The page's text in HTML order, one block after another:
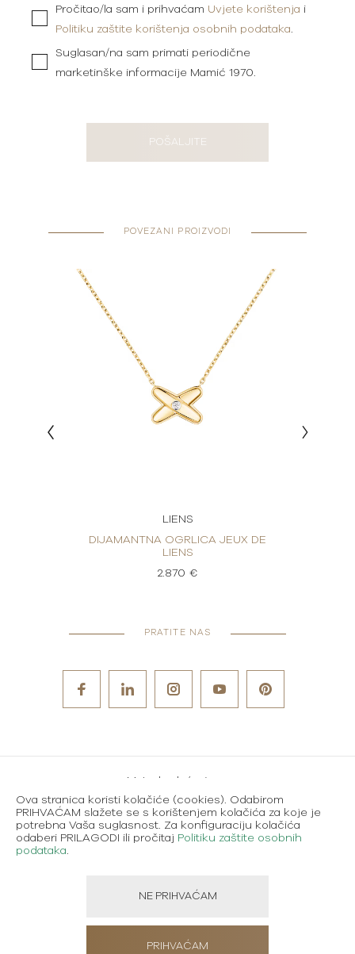
Pročitao/la sam i prihvaćam Uvjete korištenja i
Politiku zaštite korištenja osobnih podataka.
Suglasan/na sam primati periodične
marketinške informacije Mamić 1970.
POŠALJITE
POVEZANI PROIZVODI
LIENS
DIJAMANTNA OGRLICA JEUX DE
LIENS
2.870 €
PRATITE NAS
Metode plaćanja
Karijere
Uvjeti korištenja
Created using magic by
Ova stranica koristi kolačiće (cookies). Odabirom
PRIHVAĆAM slažete se s korištenjem kolačića za koje je
potrebna Vaša suglasnost. Za konfiguraciju kolačića
odaberi PRILAGODI ili pročitaj Politiku zaštite osobnih
podataka.
NE PRIHVAĆAM
PRIHVAĆAM